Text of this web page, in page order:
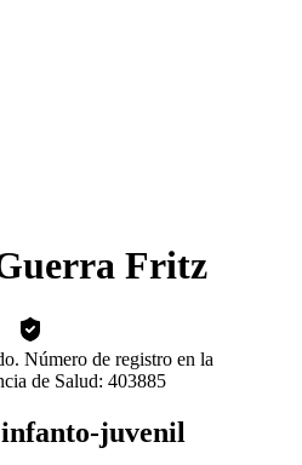
Fritz
Número de registro en la
de Salud: 403885
juvenil